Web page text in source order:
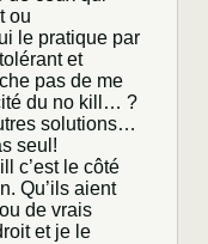
ou
le pratique par
et
pas de me
du no kill… ?
solutions…
seul!
c’est le côté
Qu’ils aient
de vrais
et je le